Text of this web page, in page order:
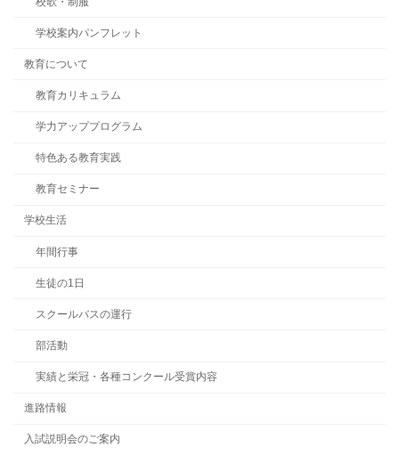
学校案内パンフレット
教育について
教育カリキュラム
学力アッププログラム
特色ある教育実践
教育セミナー
学校生活
年間行事
生徒の1日
スクールバスの運行
部活動
実績と栄冠・各種コンクール受賞内容
進路情報
入試説明会のご案内